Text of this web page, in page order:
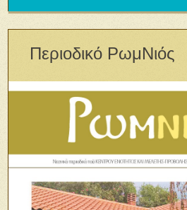
Περιοδικό ΡωμΝιός